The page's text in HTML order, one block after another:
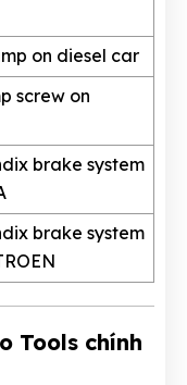
on diesel car
screw on
brake system
brake system
Tools chính